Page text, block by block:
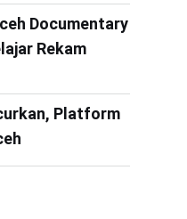
Documentary
Rekam
Platform